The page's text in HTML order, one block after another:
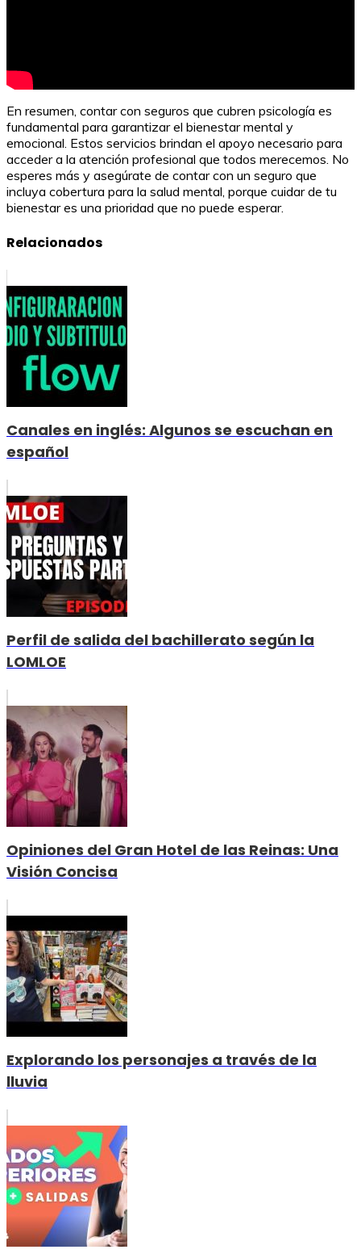
En resumen, contar con seguros que cubren psicología es
fundamental para garantizar el bienestar mental y
emocional. Estos servicios brindan el apoyo necesario para
acceder a la atención profesional que todos merecemos. No
esperes más y asegúrate de contar con un seguro que
incluya cobertura para la salud mental, porque cuidar de tu
bienestar es una prioridad que no puede esperar.
Relacionados
Canales en inglés: Algunos se escuchan en
español
Perfil de salida del bachillerato según la
LOMLOE
Opiniones del Gran Hotel de las Reinas: Una
Visión Concisa
Explorando los personajes a través de la
lluvia